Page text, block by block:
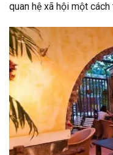
quan hệ xã hội một